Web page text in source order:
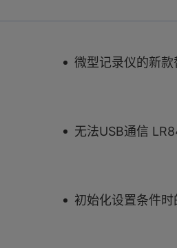
微型记录仪的新款
无法USB通信
初始化设置条件